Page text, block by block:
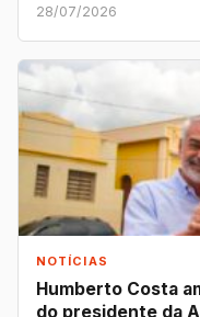
28/07/2026
NOTÍCIAS
Humberto Costa
do presidente da